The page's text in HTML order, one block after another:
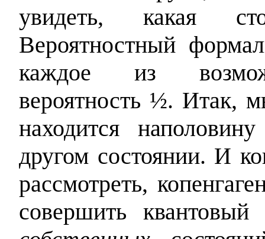
увидеть, какая
Вероятностный
каждое из
вероятность ½. Итак,
находится
другом состоянии. И
рассмотреть,
совершить